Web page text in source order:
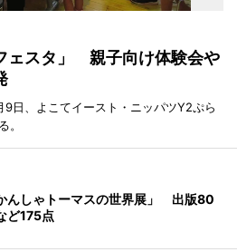
ェスタ」 親子向け体験会や
9日、よこてイースト・ニッパツY2ぷら
。
んしゃトーマスの世界展」 出版80
ど175点